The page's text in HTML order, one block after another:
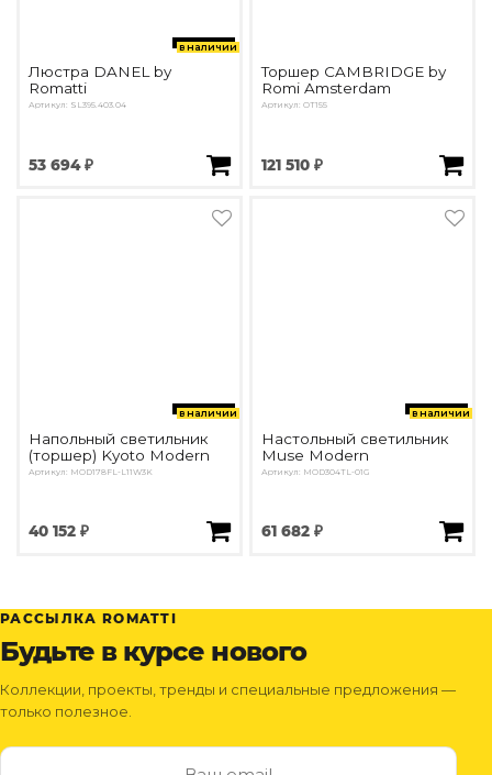
в наличии
Люстра DANEL by
Romatti
Артикул: SL395.403.04
53 694 ₽
Торшер CAMBRIDGE by
Romi Amsterdam
Артикул: OT155
121 510 ₽
в наличии
Напольный светильник
(торшер) Kyoto Modern
Артикул: MOD178FL-L11W3K
40 152 ₽
в наличии
Настольный светильник
Muse Modern
Артикул: MOD304TL-01G
61 682 ₽
РАССЫЛКА ROMATTI
Будьте в курсе нового
Коллекции, проекты, тренды и специальные предложения —
только полезное.